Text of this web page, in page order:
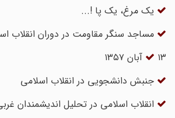
یک مرغ، یک پا !...
مساجد سنگر مقاومت در دوران انقلاب
۱۳ آبان ۱۳۵۷
جنبش دانشجویی در انقلاب اسلامی
انقلاب اسلامی در تحلیل اندیشمندان غربی